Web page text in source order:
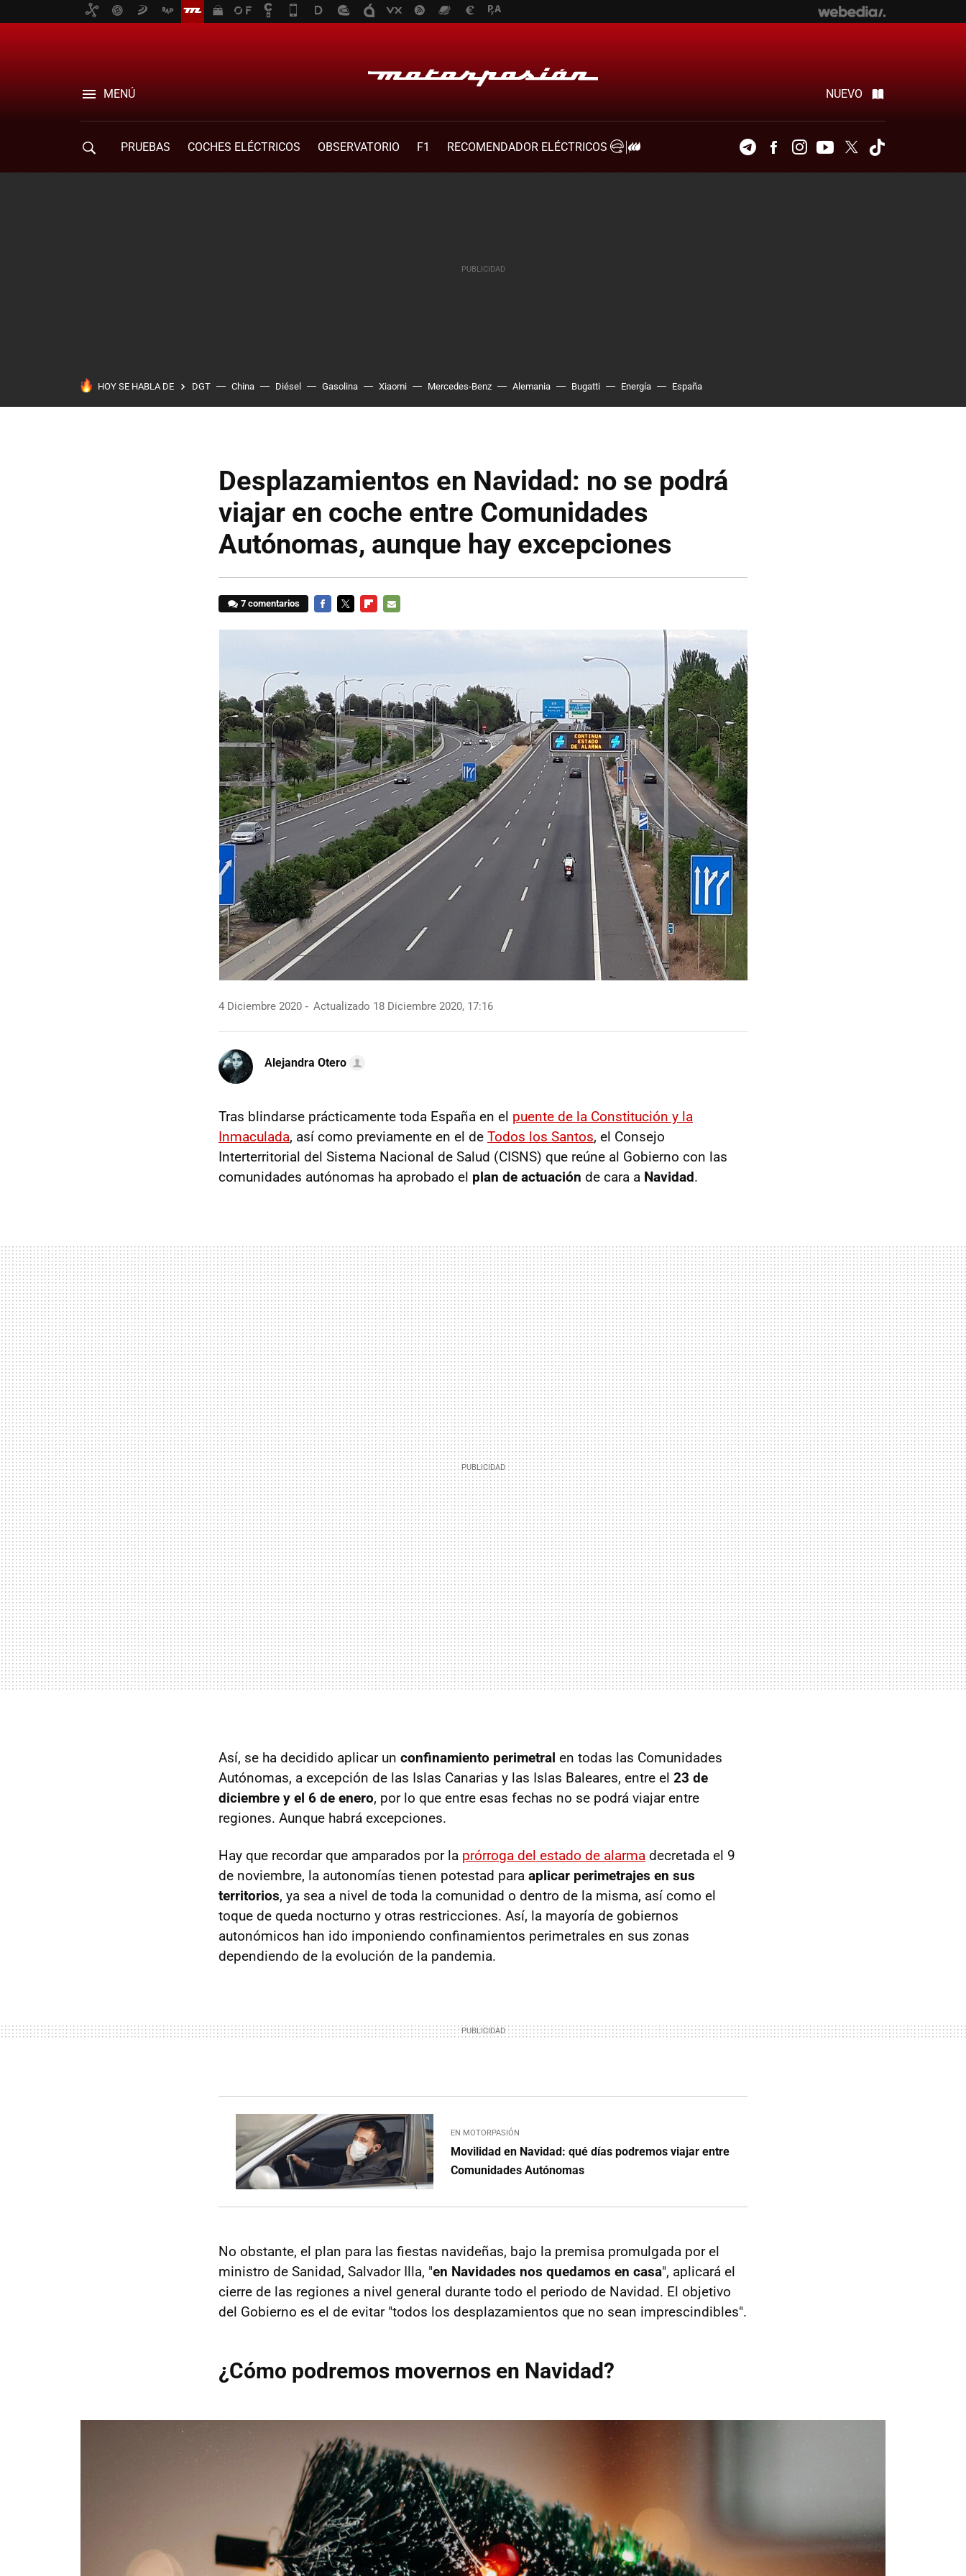
MENÚ NUEVO
PRUEBAS COCHES ELÉCTRICOS OBSERVATORIO F1
RECOMENDADOR ELÉCTRICOS
TelegramFacebookInstagramYoutubeTwitter
HOY SE HABLA DE DGT China Diésel Gasolina Xiaomi Mercedes-Benz Alemania Bugatti Energía España
Desplazamientos en Navidad: no se podrá
viajar en coche entre Comunidades
Autónomas, aunque hay excepciones
7 comentarios
4 Diciembre 2020 Actualizado 18 Diciembre 2020, 17:16
Alejandra Otero
Tras blindarse prácticamente toda España en el puente de la Constitución y la
Inmaculada, así como previamente en el de Todos los Santos, el Consejo
Interterritorial del Sistema Nacional de Salud (CISNS) que reúne al Gobierno con las
comunidades autónomas ha aprobado el plan de actuación de cara a Navidad.
Así, se ha decidido aplicar un confinamiento perimetral en todas las Comunidades
Autónomas, a excepción de las Islas Canarias y las Islas Baleares, entre el 23 de
diciembre y el 6 de enero, por lo que entre esas fechas no se podrá viajar entre
regiones. Aunque habrá excepciones.
Hay que recordar que amparados por la prórroga del estado de alarma decretada el 9
de noviembre, la autonomías tienen potestad para aplicar perimetrajes en sus
territorios, ya sea a nivel de toda la comunidad o dentro de la misma, así como el
toque de queda nocturno y otras restricciones. Así, la mayoría de gobiernos
autonómicos han ido imponiendo confinamientos perimetrales en sus zonas
dependiendo de la evolución de la pandemia.
EN MOTORPASIÓN
Movilidad en Navidad: qué días podremos viajar entre
Comunidades Autónomas
No obstante, el plan para las fiestas navideñas, bajo la premisa promulgada por el
ministro de Sanidad, Salvador Illa, "en Navidades nos quedamos en casa", aplicará el
cierre de las regiones a nivel general durante todo el periodo de Navidad. El objetivo
del Gobierno es el de evitar "todos los desplazamientos que no sean imprescindibles".
¿Cómo podremos movernos en Navidad?